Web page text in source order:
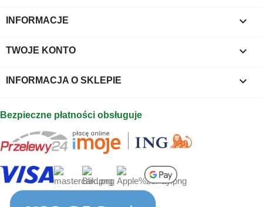
INFORMACJE 
TWOJE KONTO 
INFORMACJA O SKLEPIE keyboard_arrow_down
Bezpieczne płatności obsługuje